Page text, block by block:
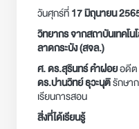
วันศุกร์ที่17มิถุนายน
วิทยากร จากสถาบันเทคโ
ลาดกระบัง (สจล.)
ศ. ดร.สุรินทร์ คำฝอยอดีต
ดร.ปานวิทย์ ธุวะนุติรักษา
เรียนการสอน
สิ่งที่ได้เรียนรู้